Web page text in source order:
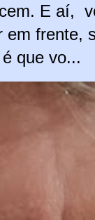
E aí,
em frente,
que vo...